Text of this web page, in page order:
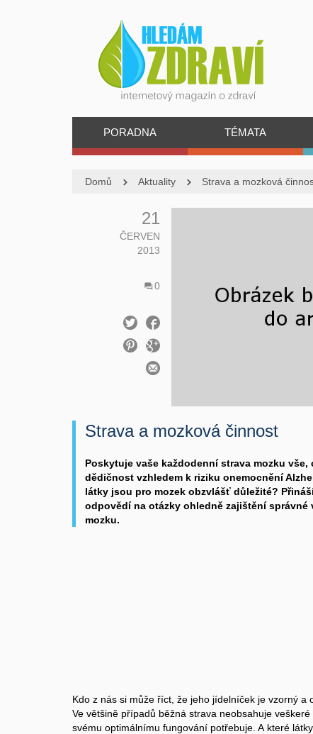
PORADNA TÉMATA
Domů Aktuality Strava a mozková
21
ČERVEN
2013
0
Strava a mozková činnost
Poskytuje vaše každodenní strava mozku
dědičnost vzhledem k riziku onemocnění
látky jsou pro mozek obzvlášť důležité?
odpovědí na otázky ohledně zajištění správné
mozku.
Kdo z nás si může říct, že jeho jídelníček je vzorný a
Ve většině případů běžná strava neobsahuje
svému optimálnímu fungování potřebuje. A které